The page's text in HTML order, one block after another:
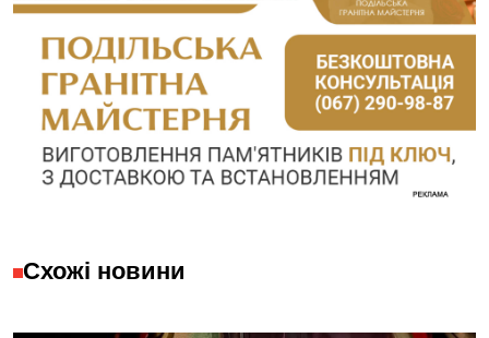
Схожі новини